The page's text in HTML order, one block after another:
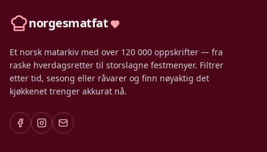
norgesmatfat
Et norsk matarkiv med over 120 000 oppskrifter — fra
raske hverdagsretter til storslagne festmenyer. Filtrer
etter tid, sesong eller råvarer og finn nøyaktig det
kjøkkenet trenger akkurat nå.